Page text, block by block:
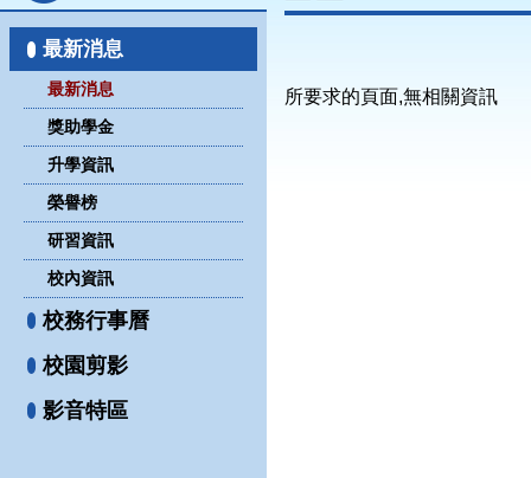
最新消息
最新消息
獎助學金
升學資訊
榮譽榜
研習資訊
校內資訊
校務行事曆
校園剪影
影音特區
所要求的頁面,無相關資訊